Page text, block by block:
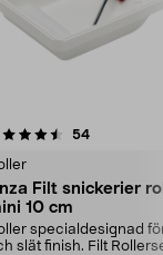
54recensioner
Filt snickerier
10 cm
specialdesignad
slät finish. Filt
4.0 av 5 stjärnor